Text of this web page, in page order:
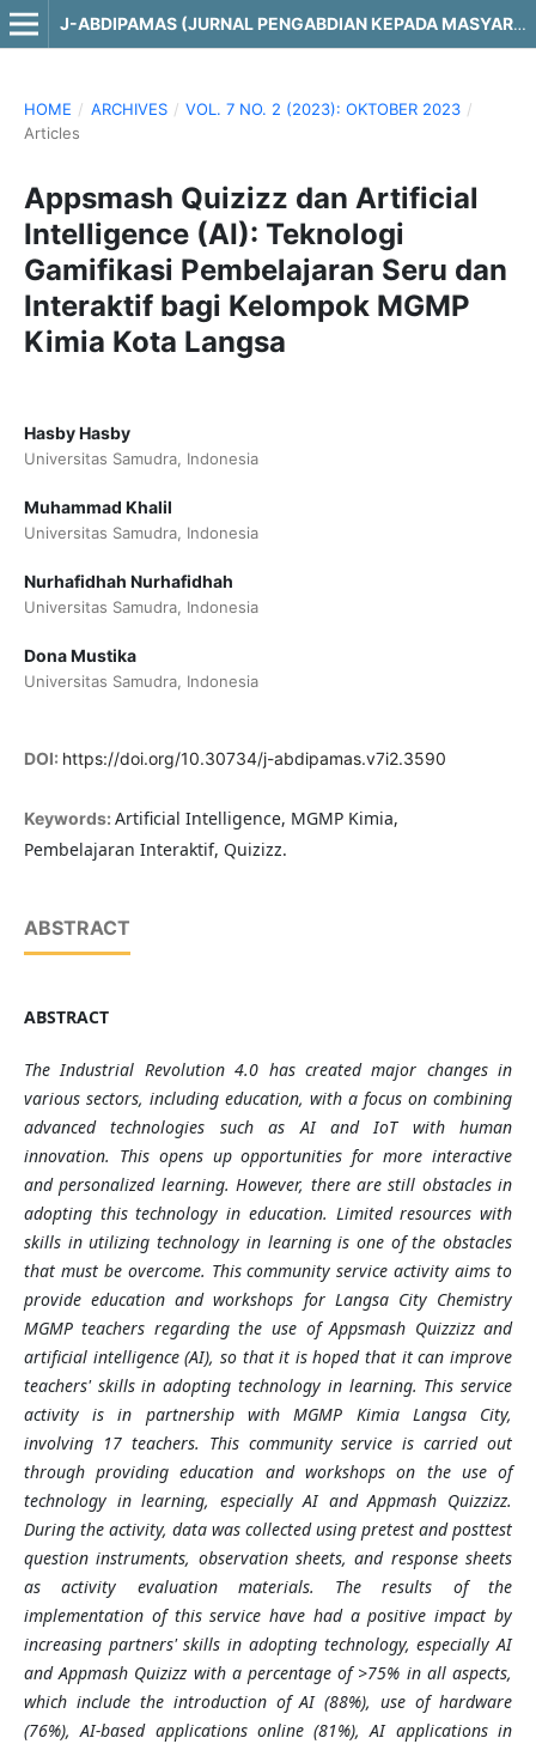
J-ABDIPAMAS (JURNAL PENGABDIAN KEPADA MASYARAKAT)
HOME / ARCHIVES / VOL. 7 NO. 2 (2023): OKTOBER 2023 /
Articles
Appsmash Quizizz dan Artificial
Intelligence (AI): Teknologi
Gamifikasi Pembelajaran Seru dan
Interaktif bagi Kelompok MGMP
Kimia Kota Langsa
Hasby Hasby
Universitas Samudra, Indonesia
Muhammad Khalil
Universitas Samudra, Indonesia
Nurhafidhah Nurhafidhah
Universitas Samudra, Indonesia
Dona Mustika
Universitas Samudra, Indonesia
DOI: https://doi.org/10.30734/j-abdipamas.v7i2.3590
Keywords: Artificial Intelligence, MGMP Kimia,
Pembelajaran Interaktif, Quizizz.
ABSTRACT
ABSTRACT
The Industrial Revolution 4.0 has created major changes in
various sectors, including education, with a focus on combining
advanced technologies such as AI and IoT with human
innovation. This opens up opportunities for more interactive
and personalized learning. However, there are still obstacles in
adopting this technology in education. Limited resources with
skills in utilizing technology in learning is one of the obstacles
that must be overcome. This community service activity aims to
provide education and workshops for Langsa City Chemistry
MGMP teachers regarding the use of Appsmash Quizzizz and
artificial intelligence (AI), so that it is hoped that it can improve
teachers' skills in adopting technology in learning. This service
activity is in partnership with MGMP Kimia Langsa City,
involving 17 teachers. This community service is carried out
through providing education and workshops on the use of
technology in learning, especially AI and Appmash Quizzizz.
During the activity, data was collected using pretest and posttest
question instruments, observation sheets, and response sheets
as activity evaluation materials. The results of the
implementation of this service have had a positive impact by
increasing partners' skills in adopting technology, especially AI
and Appmash Quizizz with a percentage of >75% in all aspects,
which include the introduction of AI (88%), use of hardware
(76%), AI-based applications online (81%), AI applications in